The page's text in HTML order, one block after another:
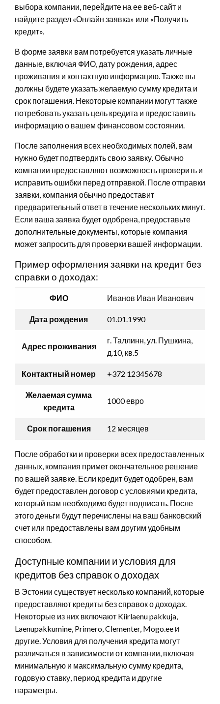
выбора компании, перейдите на ее веб-сайт и
найдите раздел «Онлайн заявка» или «Получить
кредит».
В форме заявки вам потребуется указать личные
данные, включая ФИО, дату рождения, адрес
проживания и контактную информацию. Также вы
должны будете указать желаемую сумму кредита и
срок погашения. Некоторые компании могут также
потребовать указать цель кредита и предоставить
информацию о вашем финансовом состоянии.
После заполнения всех необходимых полей, вам
нужно будет подтвердить свою заявку. Обычно
компании предоставляют возможность проверить и
исправить ошибки перед отправкой. После отправки
заявки, компания обычно предоставит
предварительный ответ в течение нескольких минут.
Если ваша заявка будет одобрена, предоставьте
дополнительные документы, которые компания
может запросить для проверки вашей информации.
Пример оформления заявки на кредит без
справки о доходах:
ФИО Иванов Иван Иванович
Дата рождения 01.01.1990
Адрес проживания
г. Таллинн, ул. Пушкина,
д.10, кв.5
Контактный номер +372 12345678
Желаемая сумма
кредита
1000 евро
Срок погашения 12 месяцев
После обработки и проверки всех предоставленных
данных, компания примет окончательное решение
по вашей заявке. Если кредит будет одобрен, вам
будет предоставлен договор с условиями кредита,
который вам необходимо будет подписать. После
этого деньги будут перечислены на ваш банковский
счет или предоставлены вам другим удобным
способом.
Доступные компании и условия для
кредитов без справок о доходах
В Эстонии существует несколько компаний, которые
предоставляют кредиты без справок о доходах.
Некоторые из них включают Kiirlaenu pakkuja,
Laenupakkumine, Primero, Clementer, Mogo.ee и
другие. Условия для получения кредита могут
различаться в зависимости от компании, включая
минимальную и максимальную сумму кредита,
годовую ставку, период кредита и другие
параметры.